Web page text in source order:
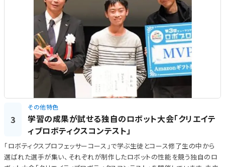
3
その他特色
学習の成果が試せる独自のロボット大会「クリエイテ
ィブロボティクスコンテスト」
「ロボティクスプロフェッサーコース」で学ぶ生徒とコース修了生の中から
選ばれた選手が集い、それぞれが制作したロボットの性能を競う独自のロ